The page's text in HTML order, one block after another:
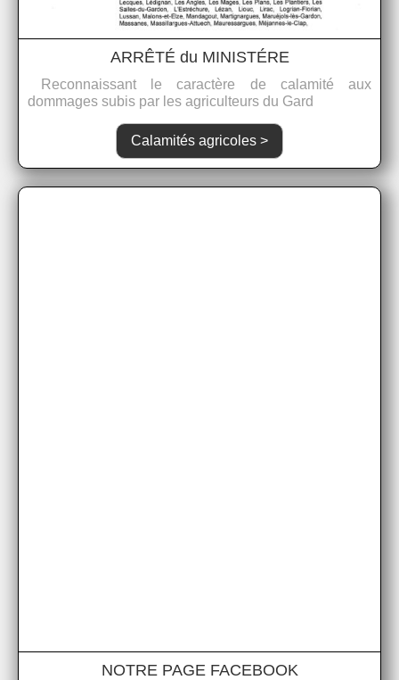
ARRÊTÉ du MINISTÉRE
Reconnaissant le caractère de calamité aux
dommages subis par les agriculteurs du Gard
Calamités agricoles >
NOTRE PAGE FACEBOOK